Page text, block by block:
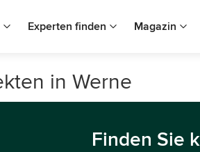
Experten finden Magazin
in Werne
Finden Sie